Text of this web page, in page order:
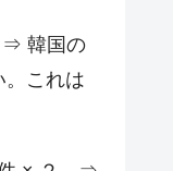
⇒ 韓国の
。これは